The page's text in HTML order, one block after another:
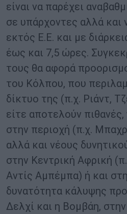
είναι να παρέχει
σε υπάρχοντες αλλά και
εκτός Ε.Ε. και με
έως και 7,5 ώρες.
τους θα αφορά
του Κόλπου, που
δίκτυο της (π.χ. Ριάντ,
είτε αποτελούν
στην περιοχή (π.χ.
αλλά και νέους
στην Κεντρική Αφρική
Αντίς Αμπέμπα) ή και
δυνατότητα κάλυψης
Δελχί και η Βομβάη, στην